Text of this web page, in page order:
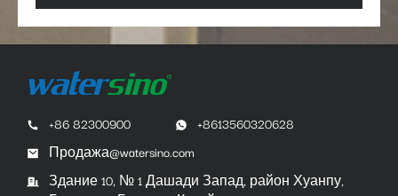
+86 82300900
+8613560320628
Продажа@watersino.com
Здание 10, № 1 Дашади Запад, район Хуанпу,